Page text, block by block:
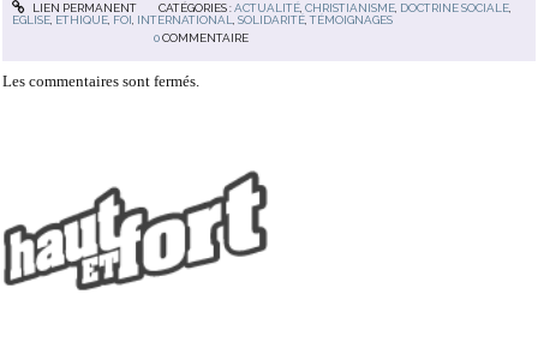
LIEN PERMANENT CATÉGORIES :ACTUALITÉ, CHRISTIANISME, DOCTRINE SOCIALE,
EGLISE, ETHIQUE, FOI, INTERNATIONAL,SOLIDARITÉ,TÉMOIGNAGES
0 COMMENTAIRE
Les commentaires sont fermés.